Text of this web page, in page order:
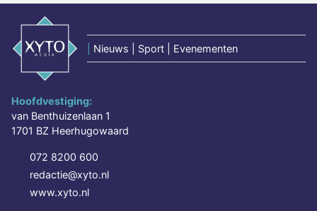
Nieuws | Sport | Evenementen
Hoofdvestiging:
van Benthuizenlaan 1
1701 BZ Heerhugowaard
072 8200 600
redactie@xyto.nl
www.xyto.nl